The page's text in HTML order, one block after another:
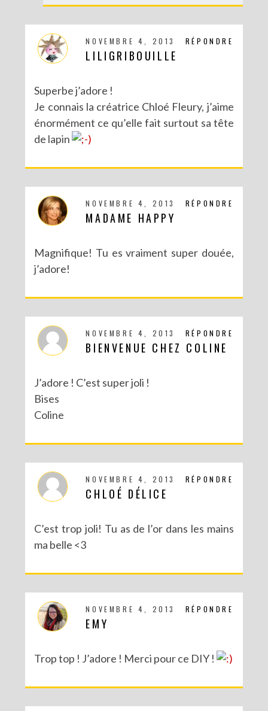
RÉPONDRE
NOVEMBRE 4, 2013
LILIGRIBOUILLE
Superbe j’adore !
Je connais la créatrice Chloé Fleury, j’aime
énormément ce qu’elle fait surtout sa tête
de lapin
RÉPONDRE
NOVEMBRE 4, 2013
MADAME HAPPY
Magnifique! Tu es vraiment super douée,
j’adore!
RÉPONDRE
NOVEMBRE 4, 2013
BIENVENUE CHEZ COLINE
J’adore ! C’est super joli !
Bises
Coline
RÉPONDRE
NOVEMBRE 4, 2013
CHLOÉ DÉLICE
C’est trop joli! Tu as de l’or dans les mains
ma belle <3
RÉPONDRE
NOVEMBRE 4, 2013
EMY
Trop top ! J’adore ! Merci pour ce DIY !